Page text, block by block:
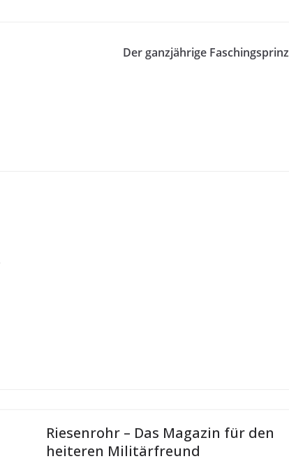
Der ganzjährige Faschingsprinz
Riesenrohr – Das Magazin für den
heiteren Militärfreund